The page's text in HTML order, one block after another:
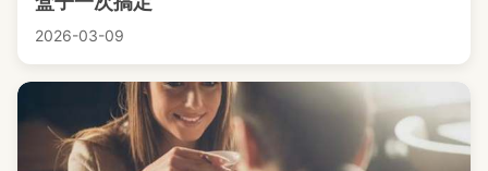
2026-03-09